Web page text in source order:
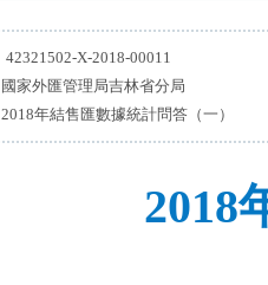
42321502-X-2018-00011
國家外匯管理局吉林省分局
2018年結售匯數據統計問答（一）
2018